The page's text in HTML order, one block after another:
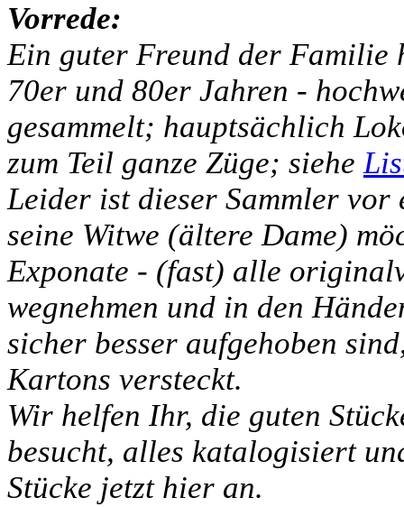
Vorrede:
Ein guter Freund der
70er und 80er Jahren -
gesammelt; hauptsächlich
zum Teil ganze Züge; siehe
Leider ist dieser Sammler
seine Witwe (ältere Dame)
Exponate - (fast) alle
wegnehmen und in den
sicher besser aufgehoben
Kartons versteckt.
Wir helfen Ihr, die guten
besucht, alles katalogisiert
Stücke jetzt hier an.